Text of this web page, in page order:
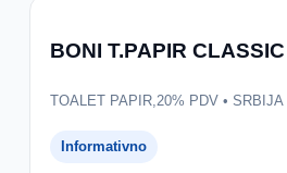
BONI T.PAPIR
TOALET PAPIR,20% PDV • SRBIJA
Informativno